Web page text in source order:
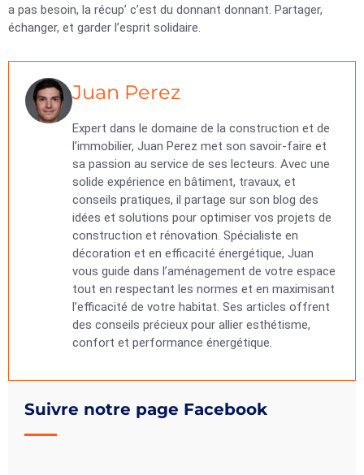
Suivre notre page Facebook
a pas besoin, la récup’ c’est du donnant donnant. Partager,
échanger, et garder l’esprit solidaire.
Juan Perez
Expert dans le domaine de la construction et de
l’immobilier, Juan Perez met son savoir-faire et
sa passion au service de ses lecteurs. Avec une
solide expérience en bâtiment, travaux, et
conseils pratiques, il partage sur son blog des
idées et solutions pour optimiser vos projets de
construction et rénovation. Spécialiste en
décoration et en efficacité énergétique, Juan
vous guide dans l’aménagement de votre espace
tout en respectant les normes et en maximisant
l’efficacité de votre habitat. Ses articles offrent
des conseils précieux pour allier esthétisme,
confort et performance énergétique.